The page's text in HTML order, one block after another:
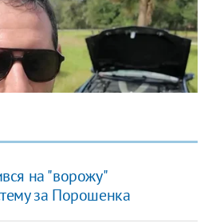
на "ворожу"
за Порошенка